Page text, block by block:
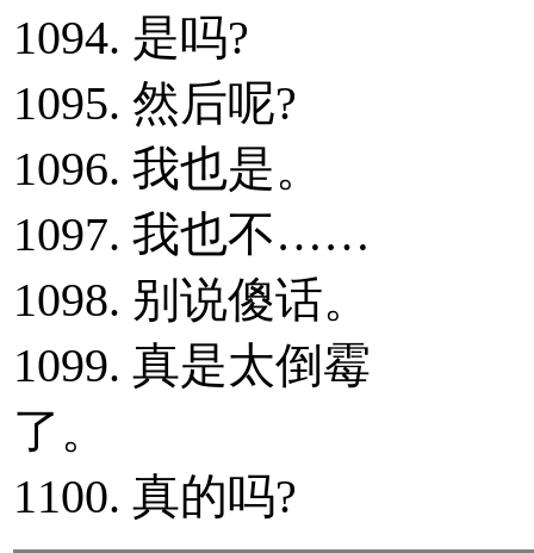
1094. 是吗?
1095. 然后呢?
1096. 我也是。
1097. 我也不……
1098. 别说傻话。
1099. 真是太倒霉
了。
1100. 真的吗?